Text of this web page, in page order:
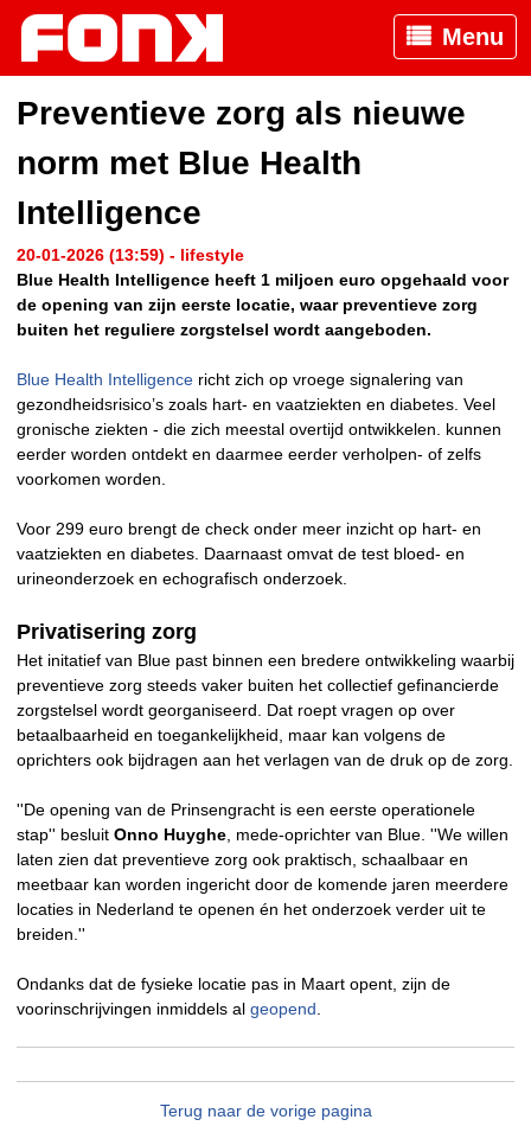
Menu
Preventieve zorg als nieuwe
norm met Blue Health
Intelligence
20-01-2026 (13:59) - lifestyle
Blue Health Intelligence heeft 1 miljoen euro opgehaald voor
de opening van zijn eerste locatie, waar preventieve zorg
buiten het reguliere zorgstelsel wordt aangeboden.
Blue Health Intelligence richt zich op vroege signalering van
gezondheidsrisico’s zoals hart- en vaatziekten en diabetes. Veel
gronische ziekten - die zich meestal overtijd ontwikkelen. kunnen
eerder worden ontdekt en daarmee eerder verholpen- of zelfs
voorkomen worden.
Voor 299 euro brengt de check onder meer inzicht op hart- en
vaatziekten en diabetes. Daarnaast omvat de test bloed- en
urineonderzoek en echografisch onderzoek.
Privatisering zorg
Het initatief van Blue past binnen een bredere ontwikkeling waarbij
preventieve zorg steeds vaker buiten het collectief gefinancierde
zorgstelsel wordt georganiseerd. Dat roept vragen op over
betaalbaarheid en toegankelijkheid, maar kan volgens de
oprichters ook bijdragen aan het verlagen van de druk op de zorg.
''De opening van de Prinsengracht is een eerste operationele
stap'' besluit Onno Huyghe , mede-oprichter van Blue. ''We willen
laten zien dat preventieve zorg ook praktisch, schaalbaar en
meetbaar kan worden ingericht door de komende jaren meerdere
locaties in Nederland te openen én het onderzoek verder uit te
breiden.''
Ondanks dat de fysieke locatie pas in Maart opent, zijn de
voorinschrijvingen inmiddels al geopend
Terug naar de vorige pagina